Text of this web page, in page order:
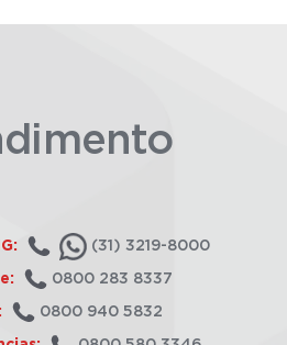
(31) 3219-8000
0800 283 8337
0800 940 5832